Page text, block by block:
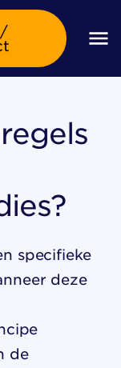
specifieke
deze
de